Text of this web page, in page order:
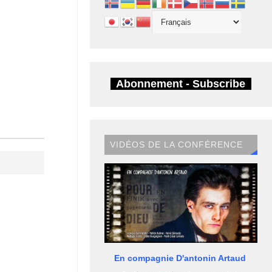
Abonnement - Subscribe
VIDÉOS DE LA CONFÉRENCE
En compagnie D'antonin Artaud